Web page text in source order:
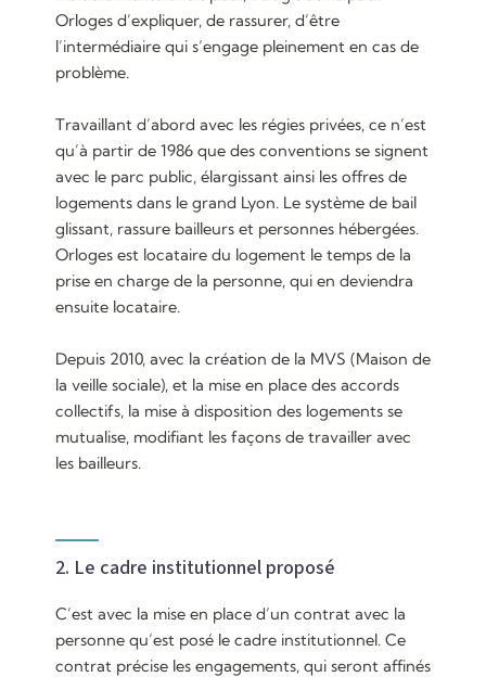
Orloges d’expliquer, de rassurer, d’être
l’intermédiaire qui s’engage pleinement en cas de
problème.
Travaillant d’abord avec les régies privées, ce n’est
qu’à partir de 1986 que des conventions se signent
avec le parc public, élargissant ainsi les offres de
logements dans le grand Lyon. Le système de bail
glissant, rassure bailleurs et personnes hébergées.
Orloges est locataire du logement le temps de la
prise en charge de la personne, qui en deviendra
ensuite locataire.
Depuis 2010, avec la création de la MVS (Maison de
la veille sociale), et la mise en place des accords
collectifs, la mise à disposition des logements se
mutualise, modifiant les façons de travailler avec
les bailleurs.
2. Le cadre institutionnel proposé
C’est avec la mise en place d’un contrat avec la
personne qu’est posé le cadre institutionnel. Ce
contrat précise les engagements, qui seront affinés